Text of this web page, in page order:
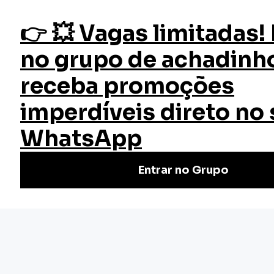
fazer login
Início Cursos Cursos Gratuitos
Gestão do Bem-Estar no Trabalho
Curso Gestão do Bem-Estar no
Trabalho
Aprenda a gestão do bem-estar no trabalho com nosso
curso GRATUITO! Melhore o clima organizacional,